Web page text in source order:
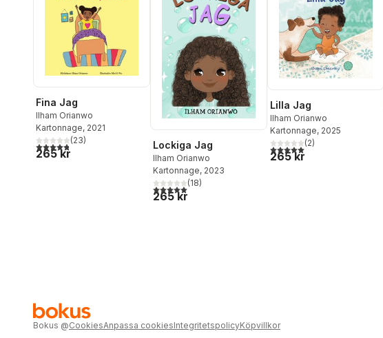
Fina Jag
Ilham Orianwo
Kartonnage, 2021
4,8utav 5 stjärnor. Totalt antal röster:
(23)
265 kr
Lockiga Jag
Ilham Orianwo
Kartonnage, 2023
5,0utav 5 stjärnor. Totalt antal röster:
(18)
265 kr
Lilla Jag
Ilham Orianwo
Kartonnage, 2025
5,0utav 5 stjärnor. Totalt
(2)
265 kr
Bokus @CookiesAnpassa cookiesIntegritetspolicyKöpvillkor